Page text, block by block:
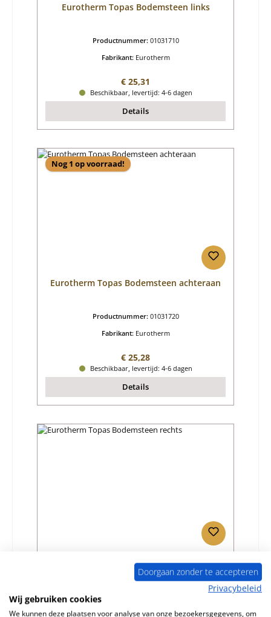
Eurotherm Topas Bodemsteen links
Productnummer: 01031710
Fabrikant: Eurotherm
Normale prijs:
€ 25,31
Beschikbaar, levertijd: 4-6 dagen
Details
Nog 1 op voorraad!
Eurotherm Topas Bodemsteen achteraan
Productnummer: 01031720
Fabrikant: Eurotherm
Normale prijs:
€ 25,28
Beschikbaar, levertijd: 4-6 dagen
Details
Fabrikant:
Doorgaan zonder te accepteren
Privacybeleid
Wij gebruiken cookies
We kunnen deze plaatsen voor analyse van onze bezoekersgegevens, om